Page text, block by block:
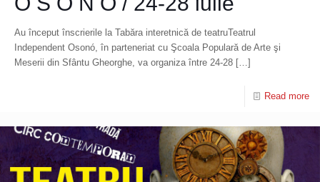
Au început înscrierile la Tabăra interetnică de teatruTeatrul
Independent Osonó, în parteneriat cu Şcoala Populară de Arte şi
Meserii din Sfântu Gheorghe, va organiza între 24-28 […]
Read more